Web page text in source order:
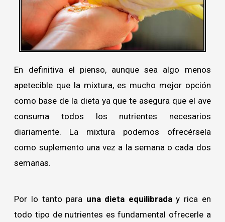
En definitiva el pienso, aunque sea algo menos
apetecible que la mixtura, es mucho mejor opción
como base de la dieta ya que te asegura que el ave
consuma todos los nutrientes necesarios
diariamente. La mixtura podemos ofrecérsela
como suplemento una vez a la semana o cada dos
semanas.
Por lo tanto para una dieta equilibraday rica en
todo tipo de nutrientes es fundamental ofrecerle a